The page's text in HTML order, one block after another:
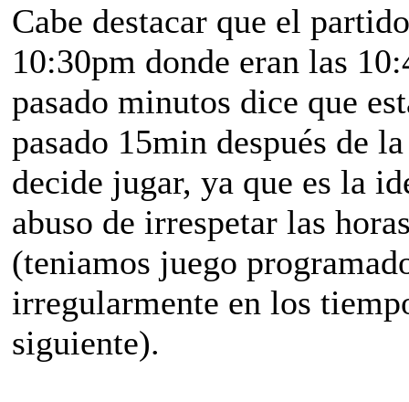
Cabe destacar que el
10:30pm donde eran las
pasado minutos dice que
pasado 15min después de
decide jugar, ya que es la
abuso de irrespetar las
(teniamos juego
irregularmente en los
siguiente).